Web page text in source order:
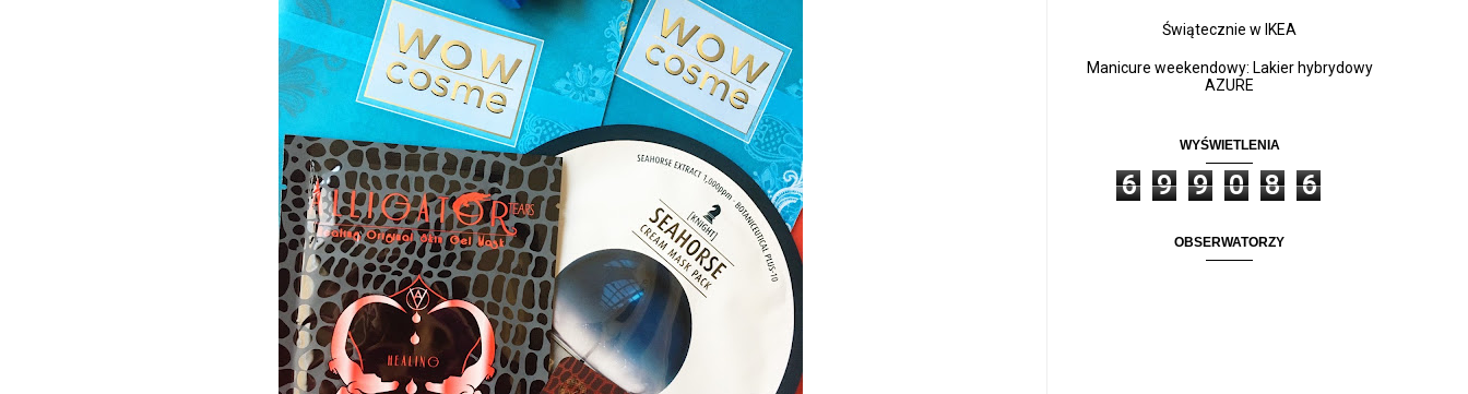
Świątecznie w IKEA
Manicure weekendowy: Lakier hybrydowy
AZURE
WYŚWIETLENIA
6 9 9 0 8 6
OBSERWATORZY